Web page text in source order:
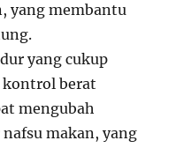
yang membantu
yang cukup
kontrol berat
mengubah
makan, yang